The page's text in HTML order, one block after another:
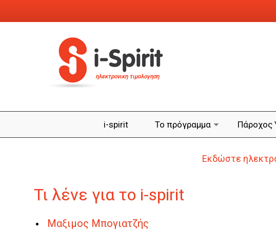
ηλεκτρονικη τιμολογηση
i-spirit Το πρόγραμμα Πάροχος
Εκδώστε
Τι λένε για το i-spirit
Μαξιμος Μπογιατζής